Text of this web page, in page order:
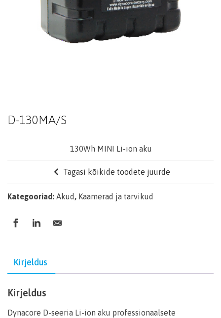
D-130MA/S
130Wh MINI Li-ion aku
Tagasi kõikide toodete juurde
Kategooriad: Akud , Kaamerad ja tarvikud
Kirjeldus
Kirjeldus
Dynacore D-seeria Li-ion aku professionaalsete